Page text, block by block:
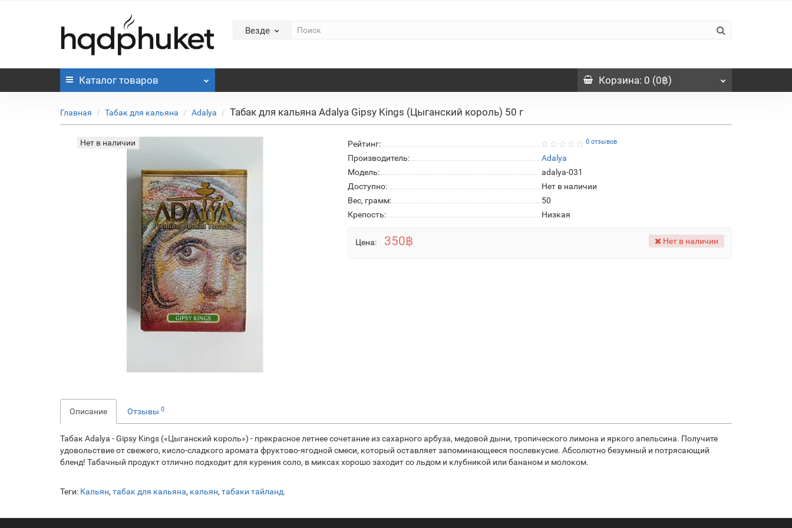
Везде
Каталог товаров Корзина: 0 (0฿)
Главная Табак для кальяна Adalya Табак для кальяна Adalya Gipsy Kings (Цыганский король) 50 г
Нет в наличии Рейтинг: 0 отзывов
Производитель:
Adalya
Модель:
adalya-031
Доступно:
Нет в наличии
Вес, грамм:
50
Крепость:
Низкая
Цена: 350฿ Нет в наличии
Описание Отзывы 0
Табак Adalya - Gipsy Kings («Цыганский король») - прекрасное летнее сочетание из сахарного арбуза, медовой дыни, тропического лимона и яркого апельсина. Получите
удовольствие от свежего, кисло-сладкого аромата фруктово-ягодной смеси, который оставляет запоминающееся послевкусие. Абсолютно безумный и потрясающий
бленд! Табачный продукт отлично подходит для курения соло, в миксах хорошо заходит со льдом и клубникой или бананом и молоком.
Теги: Кальян, табак для кальяна, кальян, табаки тайланд.